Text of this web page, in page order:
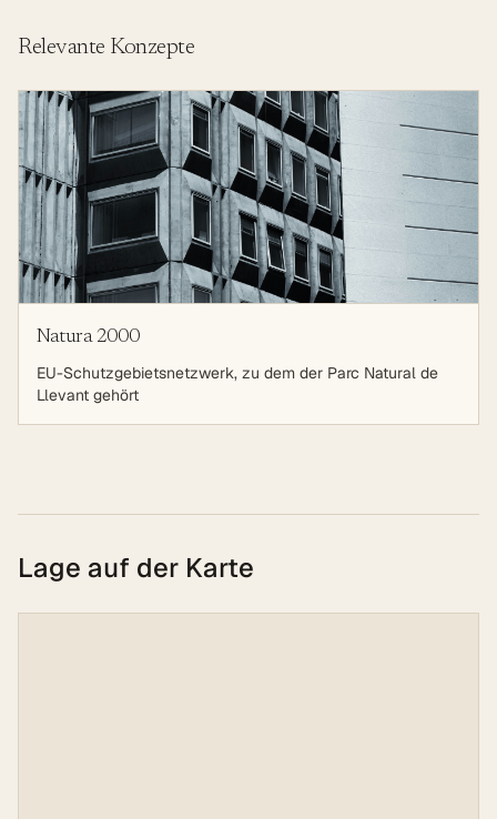
Relevante Konzepte
Natura 2000
EU-Schutzgebietsnetzwerk, zu dem der Parc Natural de
Llevant gehört
Lage auf der Karte